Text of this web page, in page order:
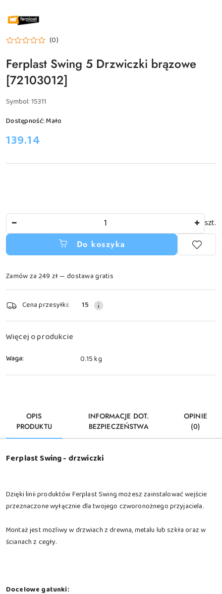
NAZWA
PRODUCENTA:
FERPLAST
(0)
Ferplast Swing 5 Drzwiczki brązowe
[72103012]
Symbol:15311
Dostępność:Mało
cena:
139.14
Ilość szt.
Do koszyka
Zamów za 249 zł — dostawa gratis
Dostępność
i
dostawa
Cena przesyłki: 15
Więcej o produkcie
Waga: 0.15 kg
OPIS
PRODUKTU
INFORMACJE DOT.
BEZPIECZEŃSTWA
OPINIE
(0)
Ferplast Swing - drzwiczki
Dzięki linii produktów Ferplast Swing możesz zainstalować wejście
przeznaczone wyłącznie dla twojego czworonożnego przyjaciela.
Montaż jest mozliwy w drzwiach z drewna, metalu lub szkła oraz w
ścianach z cegły.
Docelowe gatunki: